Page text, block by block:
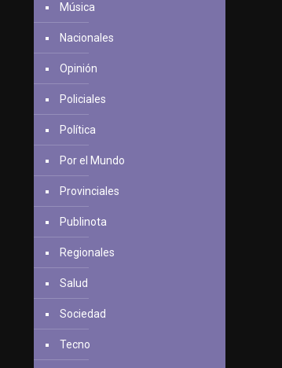
Música
Nacionales
Opinión
Policiales
Política
Por el Mundo
Provinciales
Publinota
Regionales
Salud
Sociedad
Tecno